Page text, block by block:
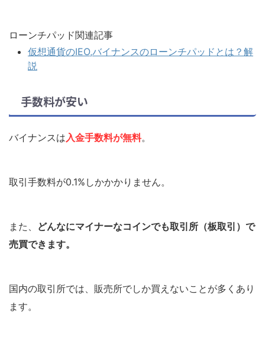
ローンチパッド関連記事
仮想通貨のIEO,バイナンスのローンチパッドとは？解
説
手数料が安い
バイナンスは 入金手数料が無料。
取引手数料が0.1%しかかかりません。
また、 どんなにマイナーなコインでも取引所（板取引）で
売買できます。
国内の取引所では、販売所でしか買えないことが多くあり
ます。